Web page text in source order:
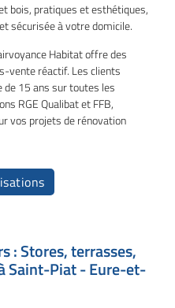
bois, pratiques et esthétiques,
sécurisée à votre domicile.
Habitat offre des
vente réactif. Les clients
de 15 ans sur toutes les
RGE Qualibat et FFB,
vos projets de rénovation
: Stores, terrasses,
Saint-Piat - Eure-et-